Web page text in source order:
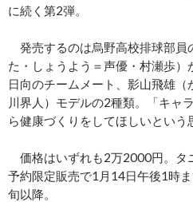
に続く第2弾。
発売するのは烏野高校排球部員
た・しょうよう＝声優・村瀬歩）
日向のチームメート、影山飛雄
川界人）モデルの2種類。「キャ
ら健康づくりをしてほしいという
価格はいずれも2万2000円。タ
予約限定販売で1月14日午後1時
旬以降。